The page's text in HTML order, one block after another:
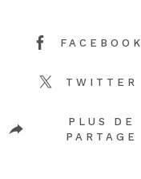
FACEBOOK
TWITTER
PLUS DE
PARTAGE